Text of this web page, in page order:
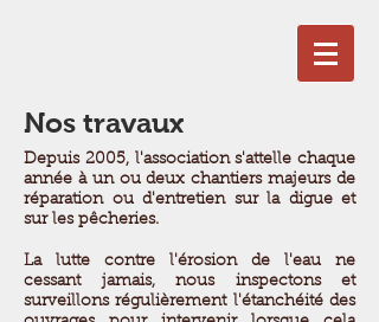
Nos travaux
Depuis 2005, l'association s'attelle chaque
année à un ou deux chantiers majeurs de
réparation ou d'entretien sur la digue et
sur les pêcheries.
La lutte contre l'érosion de l'eau ne
cessant jamais, nous inspectons et
surveillons régulièrement l'étanchéité des